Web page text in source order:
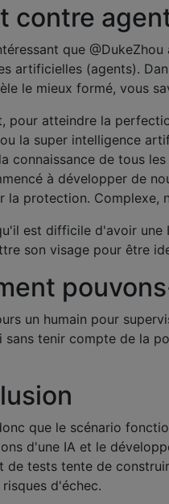
contre
que
artificielles (agents).
le mieux formé, vous
pour atteindre la
la super intelligence
connaissance de tous
à développer de
la protection. Complexe,
est difficile d'avoir une
son visage pour être
un humain pour
sans tenir compte de la
que le scénario
d'une IA et le
de tests tente de
d'échec.